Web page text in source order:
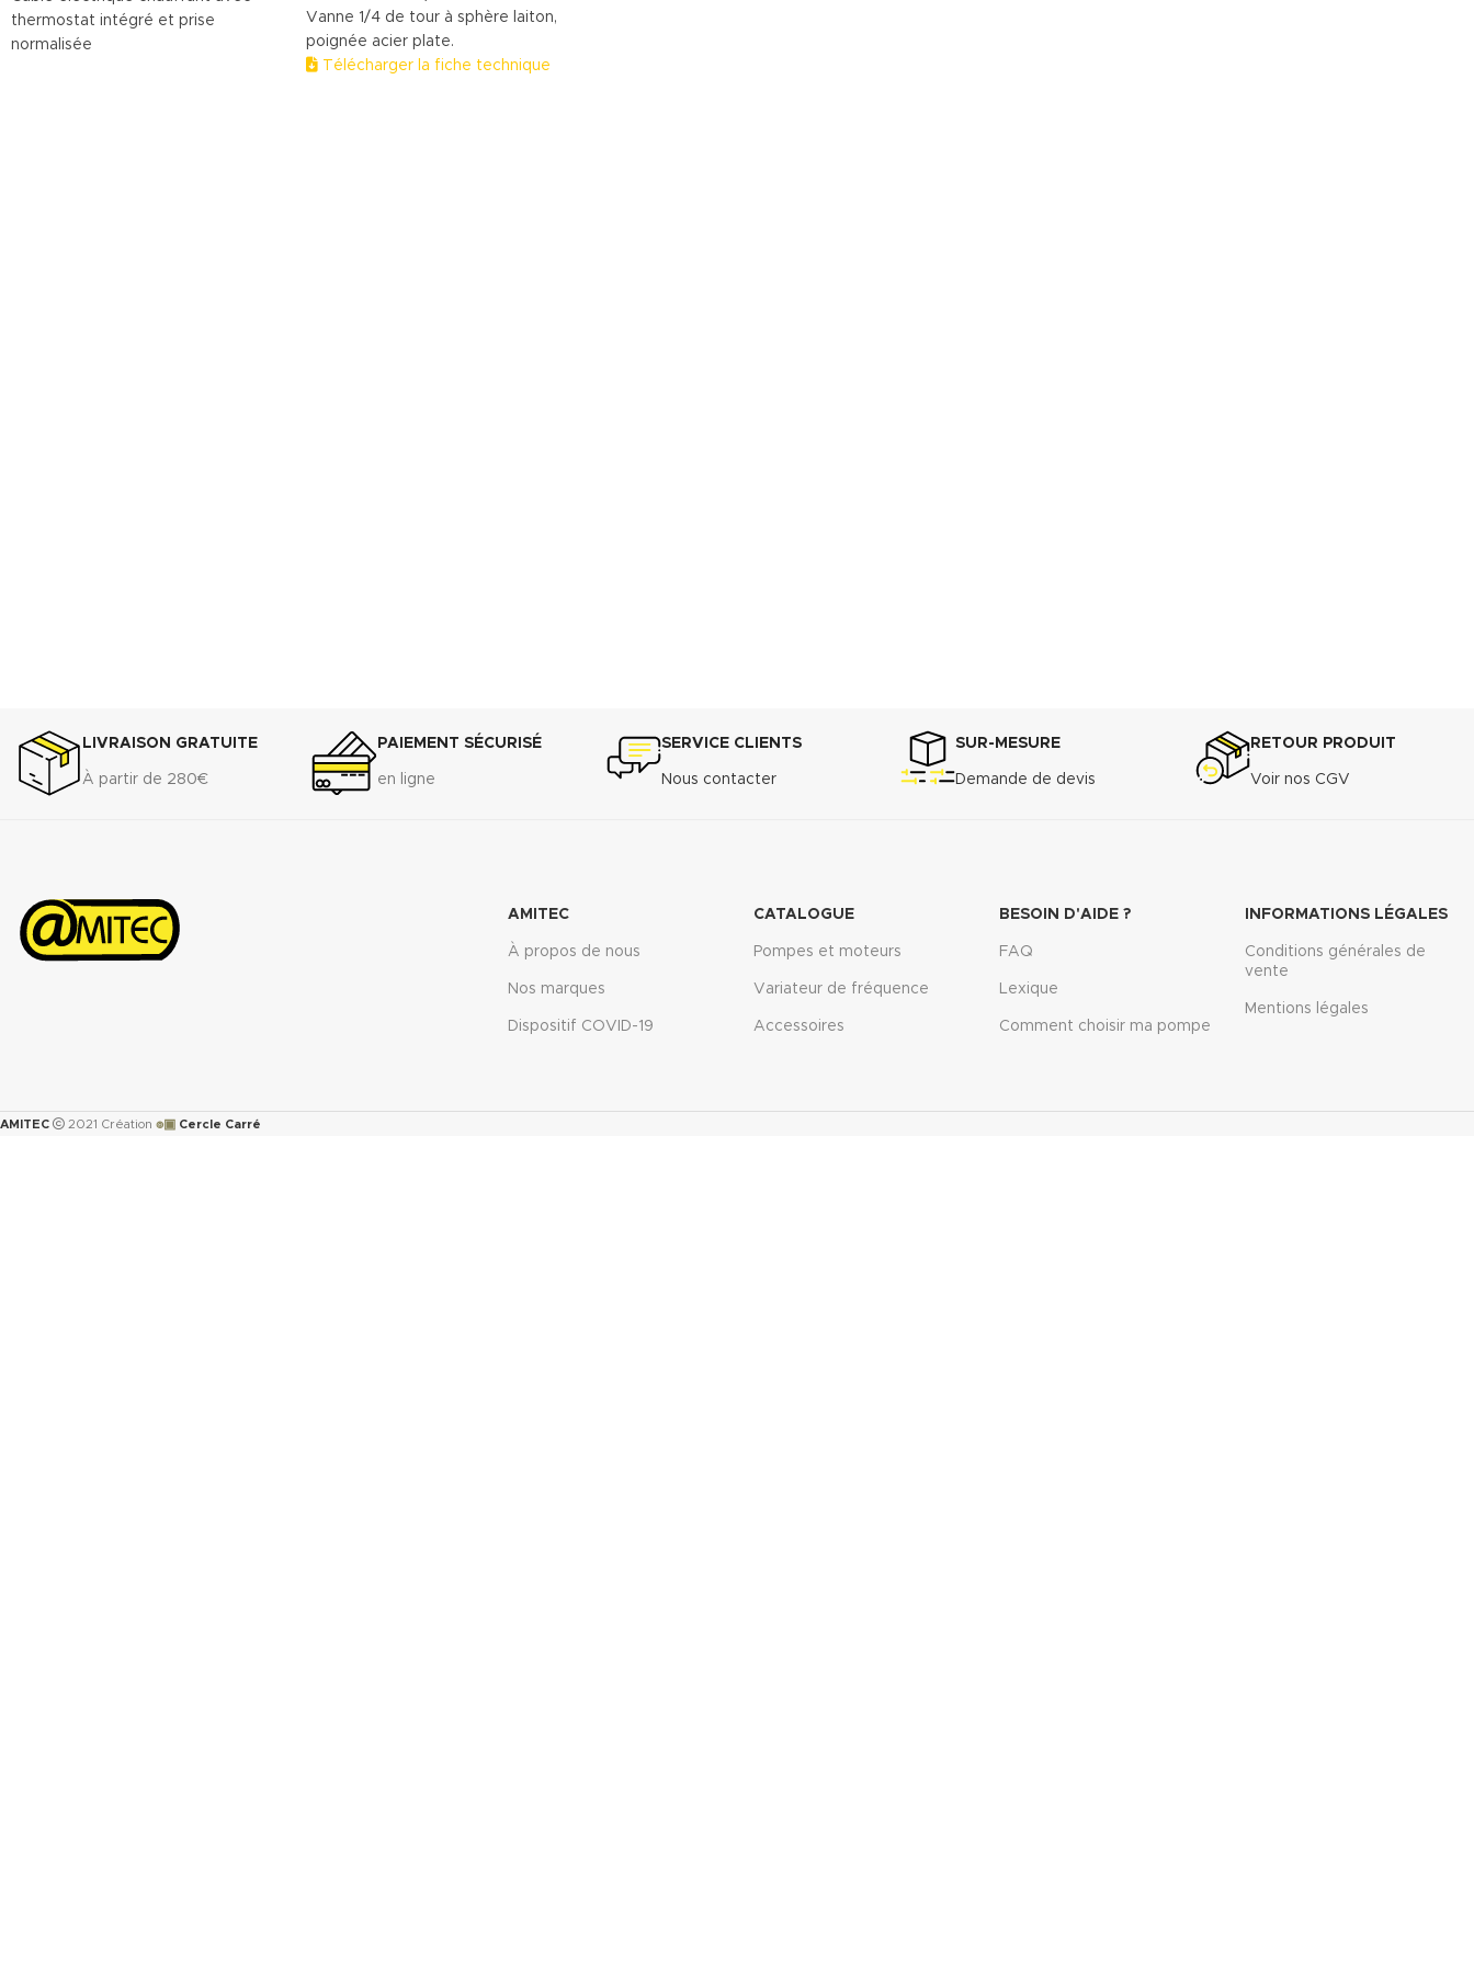
thermostat intégré et prise
normalisée
Vanne 1/4 de tour à sphère laiton,
poignée acier plate.
Télécharger la fiche technique
LIVRAISON GRATUITE
À partir de 280€
PAIEMENT SÉCURISÉ
en ligne
SERVICE CLIENTS
Nous contacter
SUR-MESURE
Demande de devis
RETOUR PRODUIT
Voir nos CGV
AMITEC
À propos de nous
Nos marques
Dispositif COVID-19
CATALOGUE
Pompes et moteurs
Variateur de fréquence
Accessoires
BESOIN D'AIDE ?
FAQ
Lexique
Comment choisir ma pompe
INFORMATIONS LÉGALES
Conditions générales de
vente
Mentions légales
AMITEC 2021 Création ๏▣ Cercle Carré